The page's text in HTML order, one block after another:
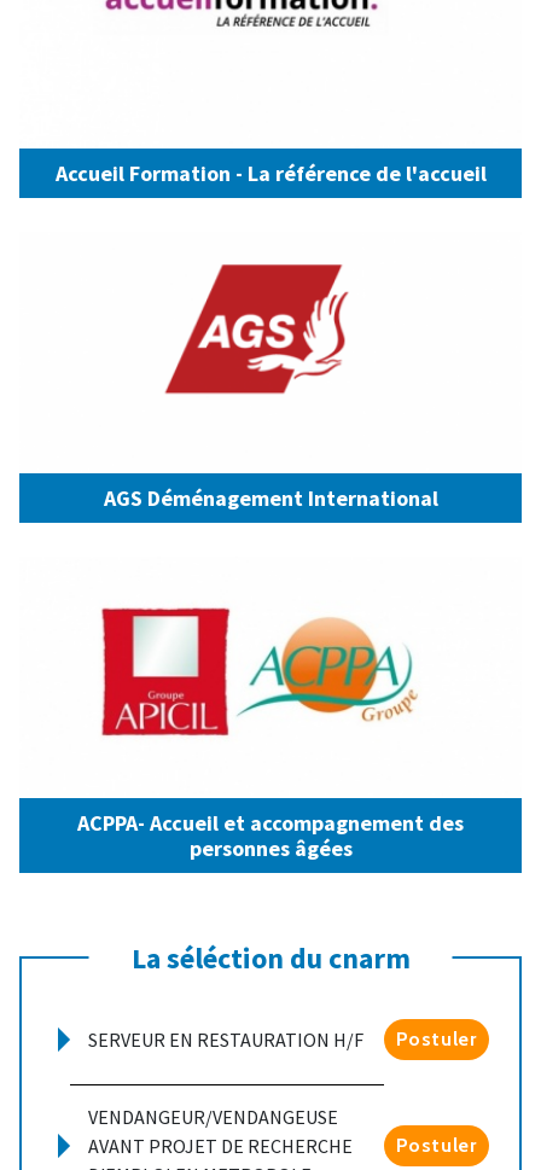
Accueil Formation - La référence de l'accueil
AGS Déménagement International
ACPPA- Accueil et accompagnement des
personnes âgées
La séléction du cnarm
SERVEUR EN RESTAURATION H/F Postuler
VENDANGEUR/VENDANGEUSE
AVANT PROJET DE RECHERCHE
Postuler